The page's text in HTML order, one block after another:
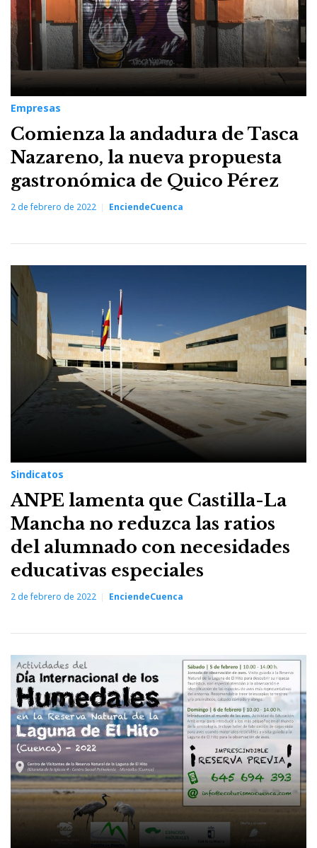
Empresas
Comienza la andadura de Tasca
Nazareno, la nueva propuesta
gastronómica de Quico Pérez
2 de febrero de 2022 EnciendeCuenca
Sindicatos
ANPE lamenta que Castilla-La
Mancha no reduzca las ratios
del alumnado con necesidades
educativas especiales
2 de febrero de 2022 EnciendeCuenca